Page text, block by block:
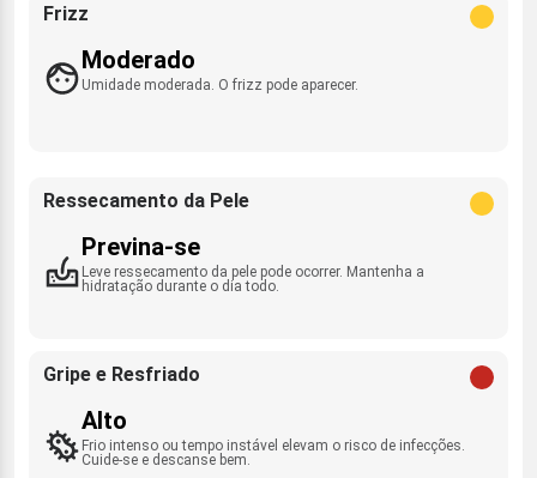
Frizz
Moderado
Umidade moderada. O frizz pode aparecer.
Ressecamento da Pele
Previna-se
Leve ressecamento da pele pode ocorrer. Mantenha a
hidratação durante o dia todo.
Gripe e Resfriado
Alto
Frio intenso ou tempo instável elevam o risco de infecções.
Cuide-se e descanse bem.